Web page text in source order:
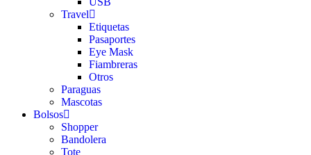
Travel
Etiquetas
Pasaportes
Eye Mask
Fiambreras
Otros
Paraguas
Mascotas
Bolsos
Shopper
Bandolera
Tote